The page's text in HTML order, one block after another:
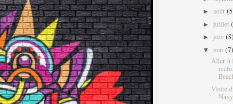
► août
► juillet
► juin (8)
▼ mai (7)
Aller à
Visite